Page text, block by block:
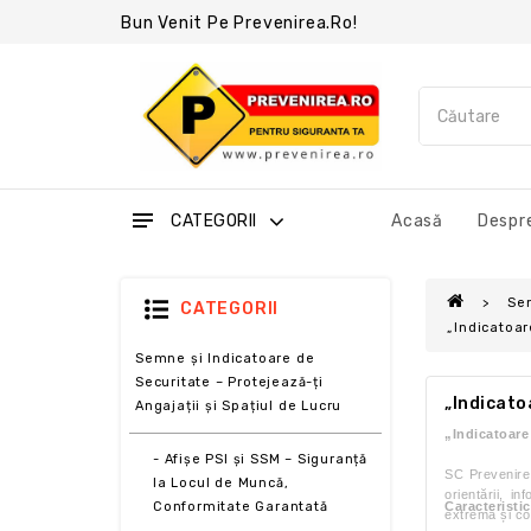
Bun Venit Pe Prevenirea.ro!
CATEGORII Acasă
CATEGORII
Semne și Indicatoare de
Securitate – Protejează-ți
Angajații și Spațiul de Lucru
- Afișe PSI și SSM – Siguranță
la Locul de Muncă,
Conformitate Garantată
SC
orientării,
extremă și